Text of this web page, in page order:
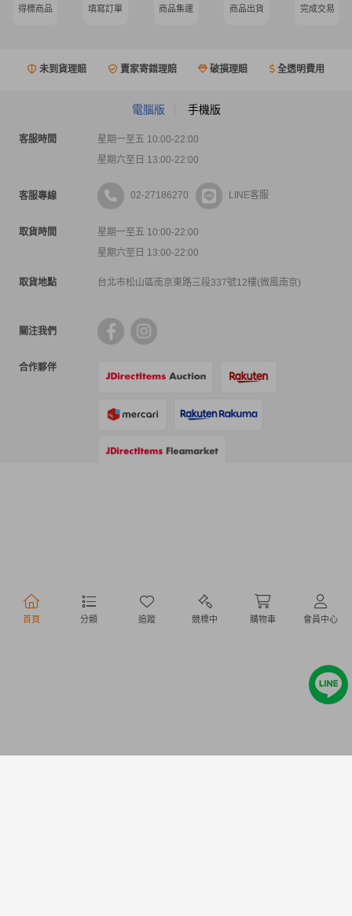
首頁 分類 追蹤 競標中 購物車 會員中心
得標商品 填寫訂單 商品集運 商品出貨 完成交易
未到貨理賠 賣家寄錯理賠 破損理賠 全透明費用
電腦版 手機版
客服時間
星期一至五 10:00-22:00
星期六至日 13:00-22:00
客服專線 02-27186270 LINE客服
取貨時間
星期一至五 10:00-22:00
星期六至日 13:00-22:00
取貨地點 台北市松山區南京東路三段337號12樓(微風南京)
關注我們
合作夥伴
行動購物